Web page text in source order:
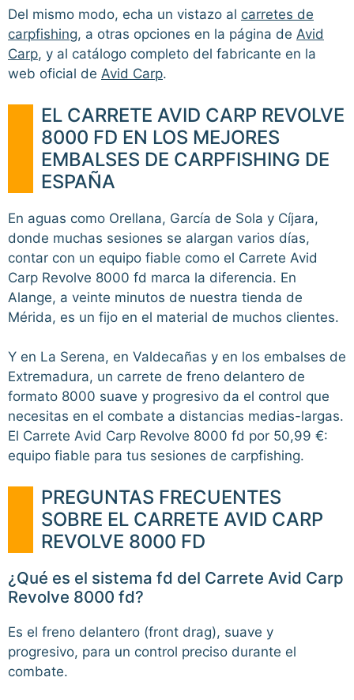
Del mismo modo, echa un vistazo al carretes de
carpfishing, a otras opciones en la página de Avid
Carp, y al catálogo completo del fabricante en la
web oficial de Avid Carp.
EL CARRETE AVID CARP REVOLVE
8000 FD EN LOS MEJORES
EMBALSES DE CARPFISHING DE
ESPAÑA
En aguas como Orellana, García de Sola y Cíjara,
donde muchas sesiones se alargan varios días,
contar con un equipo fiable como el Carrete Avid
Carp Revolve 8000 fd marca la diferencia. En
Alange, a veinte minutos de nuestra tienda de
Mérida, es un fijo en el material de muchos clientes.
Y en La Serena, en Valdecañas y en los embalses de
Extremadura, un carrete de freno delantero de
formato 8000 suave y progresivo da el control que
necesitas en el combate a distancias medias-largas.
El Carrete Avid Carp Revolve 8000 fd por 50,99 €:
equipo fiable para tus sesiones de carpfishing.
PREGUNTAS FRECUENTES
SOBRE EL CARRETE AVID CARP
REVOLVE 8000 FD
¿Qué es el sistema fd del Carrete Avid Carp
Revolve 8000 fd?
Es el freno delantero (front drag), suave y
progresivo, para un control preciso durante el
combate.